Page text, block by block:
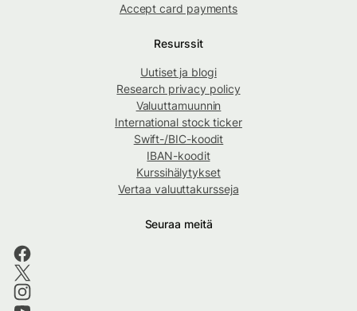
Accept card payments
Resurssit
Uutiset ja blogi
Research privacy policy
Valuuttamuunnin
International stock ticker
Swift-/BIC-koodit
IBAN-koodit
Kurssihälytykset
Vertaa valuuttakursseja
Seuraa meitä